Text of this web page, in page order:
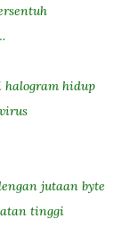
hidup
jutaan byte
tinggi